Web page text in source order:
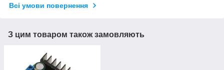
Всі умови повернення
З цим товаром також замовляють